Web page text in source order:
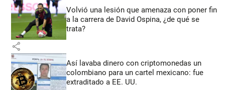
Volvió una lesión que amenaza con poner fin
a la carrera de David Ospina, ¿de qué se
trata?
share
Así lavaba dinero con criptomonedas un
colombiano para un cartel mexicano: fue
extraditado a EE. UU.